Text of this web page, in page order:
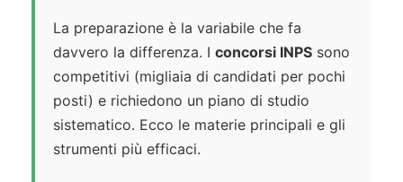
La preparazione è la variabile che fa
davvero la differenza. I concorsi INPS sono
competitivi (migliaia di candidati per pochi
posti) e richiedono un piano di studio
sistematico. Ecco le materie principali e gli
strumenti più efficaci.